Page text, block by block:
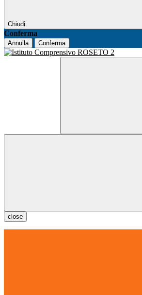
Chiudi
Conferma
Annulla Conferma
close